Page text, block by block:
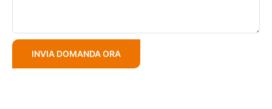
INVIA DOMANDA ORA